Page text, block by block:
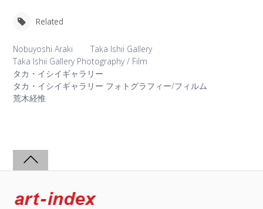
Related
Nobuyoshi Araki
Taka Ishii Gallery
Taka Ishii Gallery Photography / Film
タカ・イシイギャラリー
タカ・イシイギャラリー フォトグラフィー/フィルム
荒木経惟